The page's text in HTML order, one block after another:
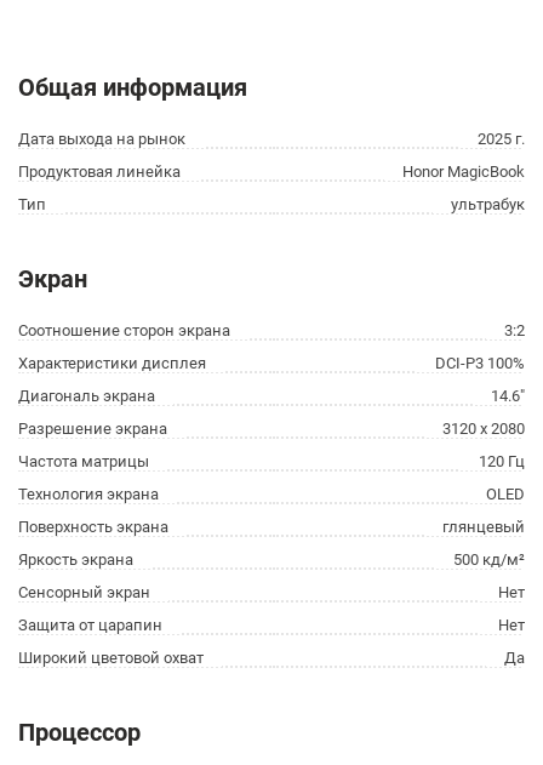
Общая информация
Дата выхода на рынок
2025 г.
Продуктовая линейка
Honor MagicBook
Тип
ультрабук
Экран
Соотношение сторон экрана
3:2
Характеристики дисплея
DCI-P3 100%
Диагональ экрана
14.6"
Разрешение экрана
3120 x 2080
Частота матрицы
120 Гц
Технология экрана
OLED
Поверхность экрана
глянцевый
Яркость экрана
500 кд/м²
Сенсорный экран
Нет
Защита от царапин
Нет
Широкий цветовой охват
Да
Процессор